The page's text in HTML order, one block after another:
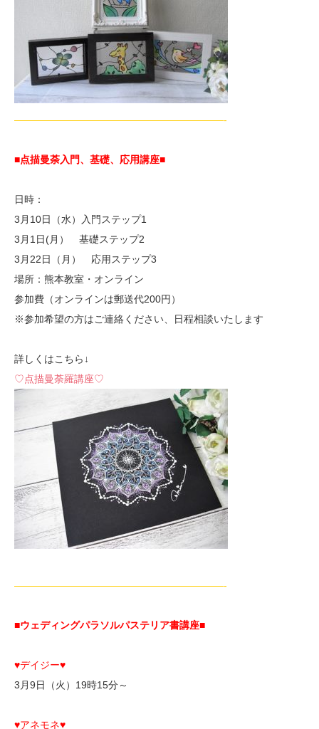
—————————————————————-
■点描曼荼入門、基礎、応用講座■
日時：
3月10日（水）入門ステップ1
3月1日(月） 基礎ステップ2
3月22日（月） 応用ステップ3
場所：熊本教室・オンライン
参加費（オンラインは郵送代200円）
※参加希望の方はご連絡ください、日程相談いたします
詳しくはこちら↓
♡点描曼荼羅講座♡
—————————————————————-
■ウェディングパラソルパステリア書講座■
♥デイジー♥
3月9日（火）19時15分～
♥アネモネ♥